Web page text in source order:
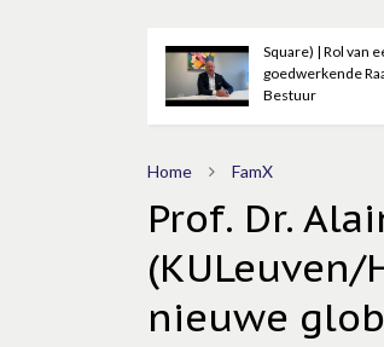
Square) | Rol van een
goedwerkende Raad van
Bestuur
Home FamX
Prof. Dr.
nieuwe